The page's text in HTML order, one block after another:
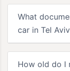
What
car in Tel
How old do I